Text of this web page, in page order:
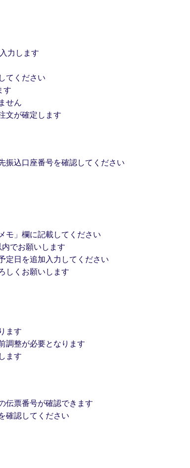
力します
てください
す
せん
文が確定します
振込口座番号を確認してください
モ」欄に記載してください
でお願いします
定日を追加入力してください
しくお願いします
ます
調整が必要となります
ます
伝票番号が確認できます
確認してください